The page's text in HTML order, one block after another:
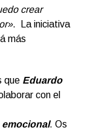
crear
. La iniciativa
más
que Eduardo
con el
. Os